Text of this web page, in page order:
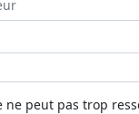
ne peut pas trop